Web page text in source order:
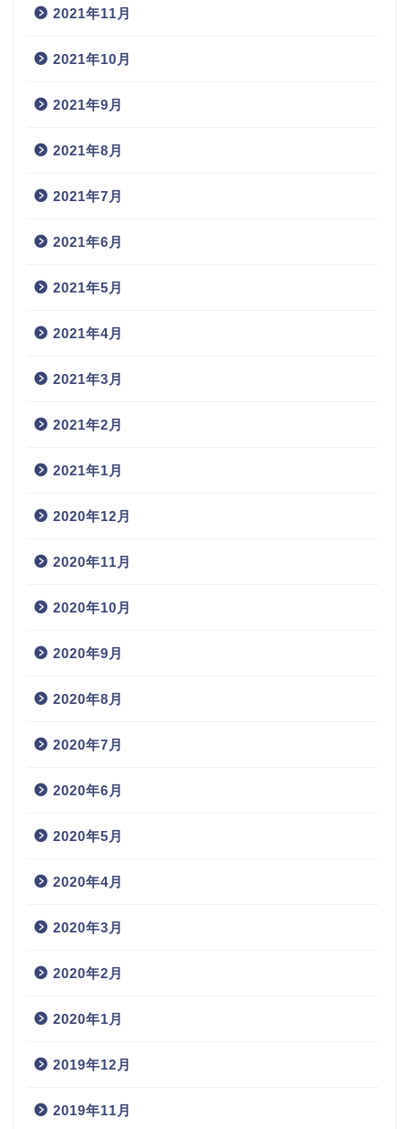
2021年11月
2021年10月
2021年9月
2021年8月
2021年7月
2021年6月
2021年5月
2021年4月
2021年3月
2021年2月
2021年1月
2020年12月
2020年11月
2020年10月
2020年9月
2020年8月
2020年7月
2020年6月
2020年5月
2020年4月
2020年3月
2020年2月
2020年1月
2019年12月
2019年11月